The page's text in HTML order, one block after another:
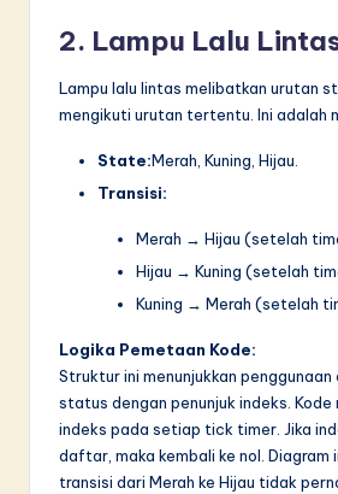
2. Lampu Lalu
Lampu lalu lintas melibatkan urutan
mengikuti urutan tertentu. Ini adalah
State:Merah, Kuning, Hijau.
Transisi:
Merah → Hijau (setelah
Hijau → Kuning (setelah
Kuning → Merah (setelah
Logika Pemetaan Kode:
Struktur ini menunjukkan
status dengan penunjuk indeks. Kode
indeks pada setiap tick timer. Jika
daftar, maka kembali ke nol. Diagram
transisi dari Merah ke Hijau tidak